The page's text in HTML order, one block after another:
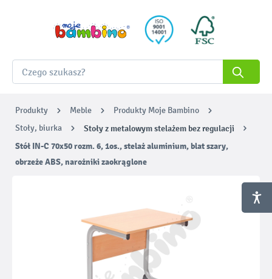
Produkty Meble
Produkty Moje Bambino
Stoły, biurka
Stoły z metalowym stelażem bez regulacji
Stół IN-C 70x50 rozm. 6, 1os., stelaż aluminium, blat szary,
obrzeże ABS, narożniki zaokrąglone